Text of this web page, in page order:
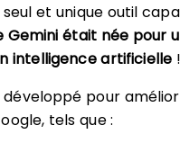
et unique outil
Gemini était née pour
intelligence artificielle !
pour
tels que :